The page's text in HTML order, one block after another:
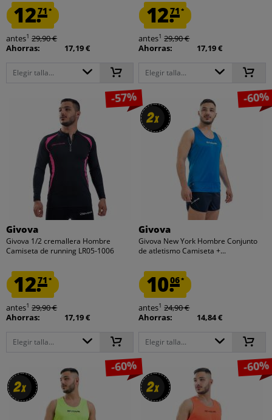
12.71 *
antes1 29,90 €
Ahorras:
17,19 €
Elegir talla...
12.71 *
antes1 29,90 €
Ahorras:
17,19 €
Elegir talla...
-57%
Givova
Givova 1/2 cremallera Hombre
Camiseta de running LR05-1006
12.71 *
antes1 29,90 €
Ahorras:
17,19 €
Elegir talla...
2x
2x
-60%
Givova
Givova New York Hombre Conjunto
de atletismo Camiseta +...
10.06*
antes1 24,90 €
Ahorras:
14,84 €
Elegir talla...
2x
2x
-60%
2x
2x
-60%